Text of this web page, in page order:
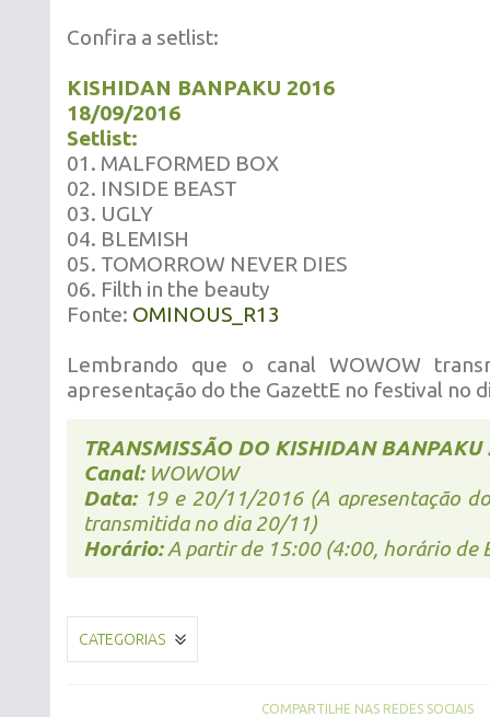
Confira a setlist:
KISHIDAN BANPAKU 2016
18/09/2016
Setlist:
01. MALFORMED BOX
02. INSIDE BEAST
03. UGLY
04. BLEMISH
05. TOMORROW NEVER DIES
06. Filth in the beauty
Fonte: OMINOUS_R13
Lembrando que o canal WOWOW
apresentação do the GazettE no festival no
TRANSMISSÃO DO KISHIDAN BANPAKU
Canal:WOWOW
Data:19 e 20/11/2016 (A apresentação
transmitida no dia 20/11)
Horário:A partir de 15:00 (4:00, horário de
CATEGORIAS
COMPARTILHE NAS REDES SOCIAIS